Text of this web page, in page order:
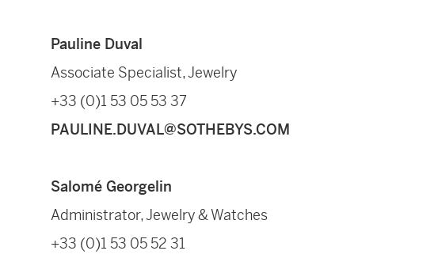
Pauline Duval
Associate Specialist, Jewelry
+33 (0)1 53 05 53 37
PAULINE.DUVAL@SOTHEBYS.COM
Salomé Georgelin
Administrator, Jewelry & Watches
+33 (0)1 53 05 52 31